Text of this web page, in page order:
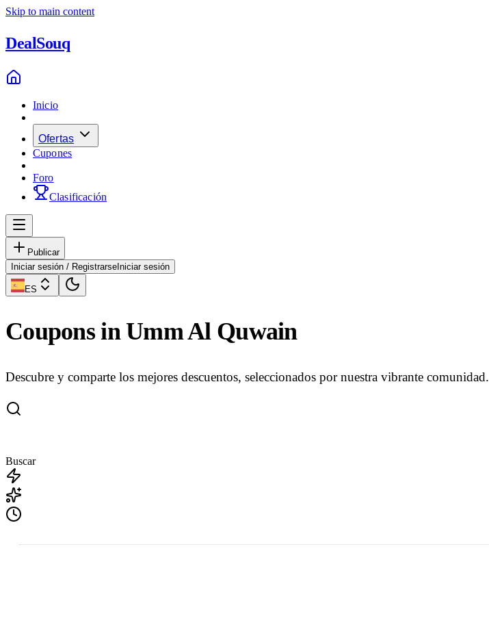
Skip to main content
DealSouq
Inicio
Ofertas
Cupones
Foro
Clasificación
Publicar
Iniciar sesión / Registrarse Iniciar sesión
ES
Coupons in Umm Al Quwain
Descubre y comparte los mejores descuentos, seleccionados por nuestra vibrante comunidad.
Buscar